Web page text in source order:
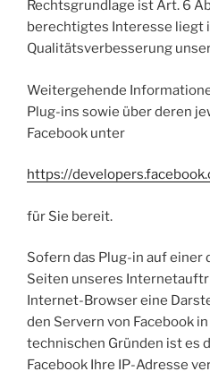
Rechtsgrundlage ist Art. 6
berechtigtes Interesse liegt
Qualitätsverbesserung
Weitergehende
Plug-ins sowie über deren
Facebook unter
https://
für Sie bereit.
Sofern das Plug-in auf einer
Seiten unseres
Internet-Browser eine
den Servern von Facebook
technischen Gründen ist es
Facebook Ihre IP-Adresse